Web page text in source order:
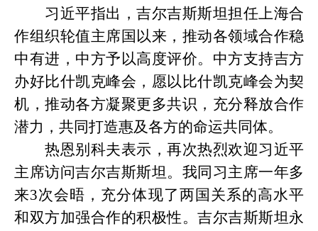
习近平指出，吉尔吉斯斯坦担任上海合
作组织轮值主席国以来，推动各领域合作稳
中有进，中方予以高度评价。中方支持吉方
办好比什凯克峰会，愿以比什凯克峰会为契
机，推动各方凝聚更多共识，充分释放合作
潜力，共同打造惠及各方的命运共同体。
热恩别科夫表示，再次热烈欢迎习近平
主席访问吉尔吉斯斯坦。我同习主席一年多
来3次会晤，充分体现了两国关系的高水平
和双方加强合作的积极性。吉尔吉斯斯坦永